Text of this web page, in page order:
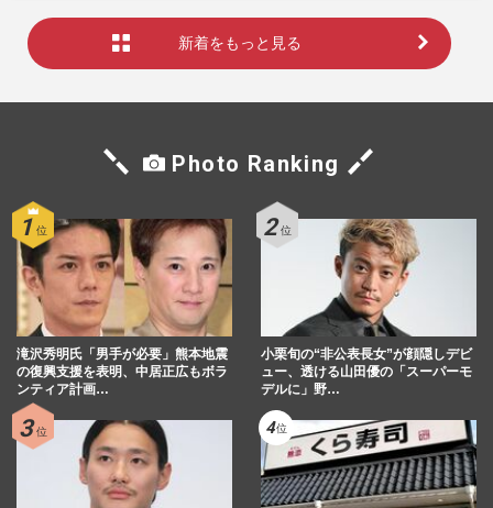
新着をもっと見る
Photo Ranking
滝沢秀明氏「男手が必要」熊本地震
の復興支援を表明、中居正広もボラ
ンティア計画…
小栗旬の“非公表長女”が顔隠しデビ
ュー、透ける山田優の「スーパーモ
デルに」野…